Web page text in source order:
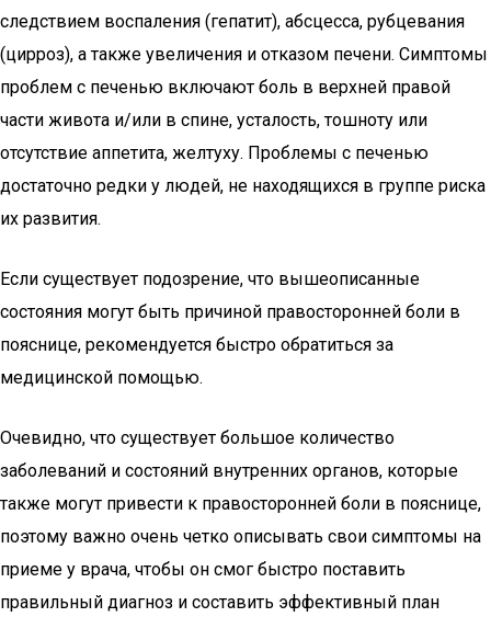
следствием воспаления (гепатит), абсцесса, рубцевания
(цирроз), а также увеличения и отказом печени. Симптомы
проблем с печенью включают боль в верхней правой
части живота и/или в спине, усталость, тошноту или
отсутствие аппетита, желтуху. Проблемы с печенью
достаточно редки у людей, не находящихся в группе риска
их развития.
Если существует подозрение, что вышеописанные
состояния могут быть причиной правосторонней боли в
пояснице, рекомендуется быстро обратиться за
медицинской помощью.
Очевидно, что существует большое количество
заболеваний и состояний внутренних органов, которые
также могут привести к правосторонней боли в пояснице,
поэтому важно очень четко описывать свои симптомы на
приеме у врача, чтобы он смог быстро поставить
правильный диагноз и составить эффективный план